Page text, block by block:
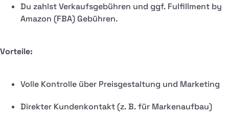
Du zahlst Verkaufsgebühren und ggf. Fulfillment by
Amazon (FBA) Gebühren.
Vorteile:
Volle Kontrolle über Preisgestaltung und Marketing
Direkter Kundenkontakt (z. B. für Markenaufbau)